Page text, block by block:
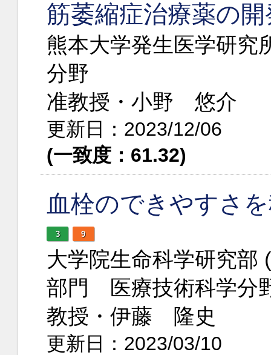
筋萎縮症治療薬の開
熊本大学発生医学研
分野
准教授・小野 悠介
更新日：2023/12/06
(一致度：61.32)
血栓のできやすさ
3 9
大学院生命科学研究部
部門 医療技術科学分
教授・伊藤 隆史
更新日：2023/03/10